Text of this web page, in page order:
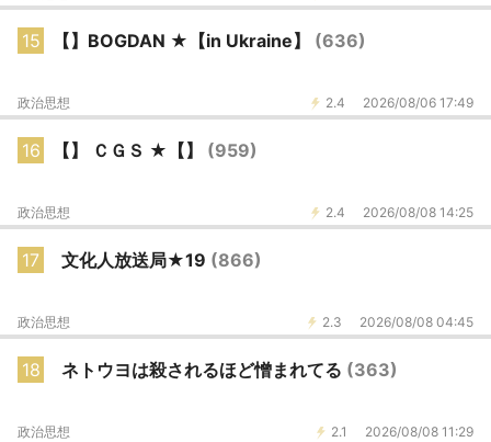
15 【】BOGDAN ★【in Ukraine】 (636)
2.4 2026/08/06 17:49
政治思想
16 【】 ＣＧＳ ★【】 (959)
2.4 2026/08/08 14:25
政治思想
17 文化人放送局★19 (866)
2.3 2026/08/08 04:45
政治思想
18 ネトウヨは殺されるほど憎まれてる (363)
2.1 2026/08/08 11:29
政治思想